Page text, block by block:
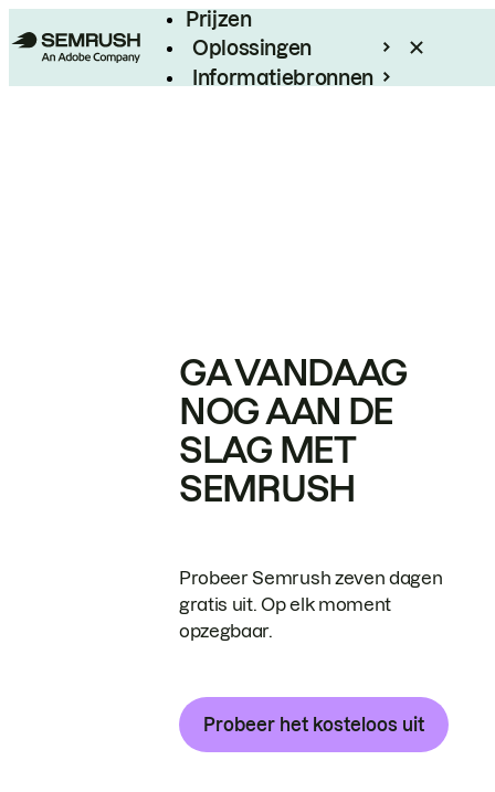
Prijzen
Oplossingen
Informatiebronnen
GA VANDAAG
NOG AAN DE
SLAG MET
SEMRUSH
Probeer Semrush zeven dagen
gratis uit. Op elk moment
opzegbaar.
Probeer het kosteloos uit